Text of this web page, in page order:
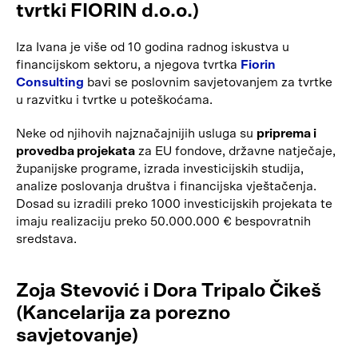
tvrtki FIORIN d.o.o.)
Iza Ivana je više od 10 godina radnog iskustva u
financijskom sektoru, a njegova tvrtka Fiorin
Consulting bavi se poslovnim savjetovanjem za tvrtke
u razvitku i tvrtke u poteškoćama.
Neke od njihovih najznačajnijih usluga su priprema i
provedba projekata za EU fondove, državne natječaje,
županijske programe, izrada investicijskih studija,
analize poslovanja društva i financijska vještačenja.
Dosad su izradili preko 1000 investicijskih projekata te
imaju realizaciju preko 50.000.000 € bespovratnih
sredstava.
Zoja Stevović i Dora Tripalo Čikeš
(Kancelarija za porezno
savjetovanje)